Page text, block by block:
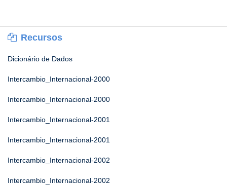
Recursos
Dicionário de Dados
Intercambio_Internacional-2000
Intercambio_Internacional-2000
Intercambio_Internacional-2001
Intercambio_Internacional-2001
Intercambio_Internacional-2002
Intercambio_Internacional-2002